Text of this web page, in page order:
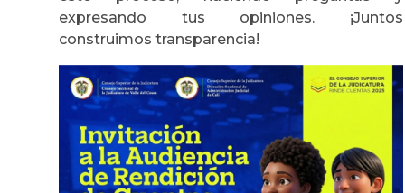
expresando tus opiniones. ¡Juntos
construimos transparencia!